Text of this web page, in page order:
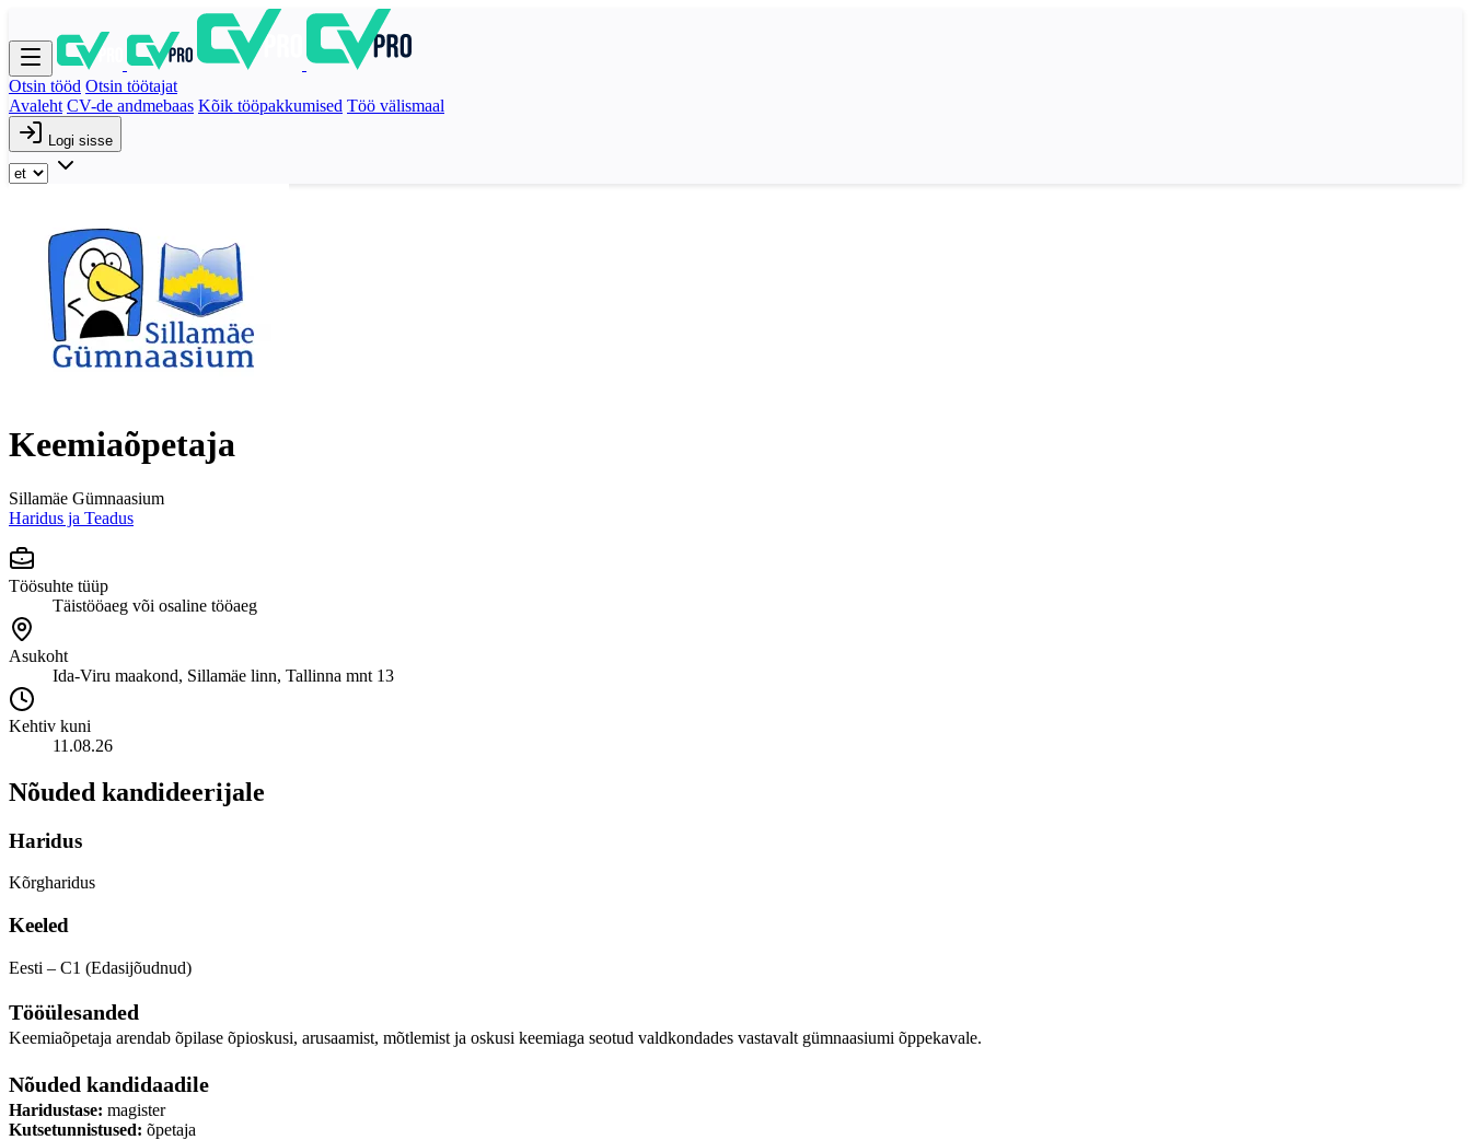
Otsin tööd Otsin töötajat
Avaleht CV-de andmebaas Kõik tööpakkumised Töö välismaal
Logi sisse
Keemiaõpetaja
Sillamäe Gümnaasium
Haridus ja Teadus
Töösuhte tüüp
Täistööaeg või osaline tööaeg
Asukoht
Ida-Viru maakond, Sillamäe linn, Tallinna mnt 13
Kehtiv kuni
11.08.26
Nõuded kandideerijale
Haridus
Kõrgharidus
Keeled
Eesti – C1 (Edasijõudnud)
Tööülesanded
Keemiaõpetaja arendab õpilase õpioskusi, arusaamist, mõtlemist ja oskusi keemiaga seotud valdkondades vastavalt gümnaasiumi õppekavale.
Nõuded kandidaadile
Haridustase: magister
Kutsetunnistused: õpetaja